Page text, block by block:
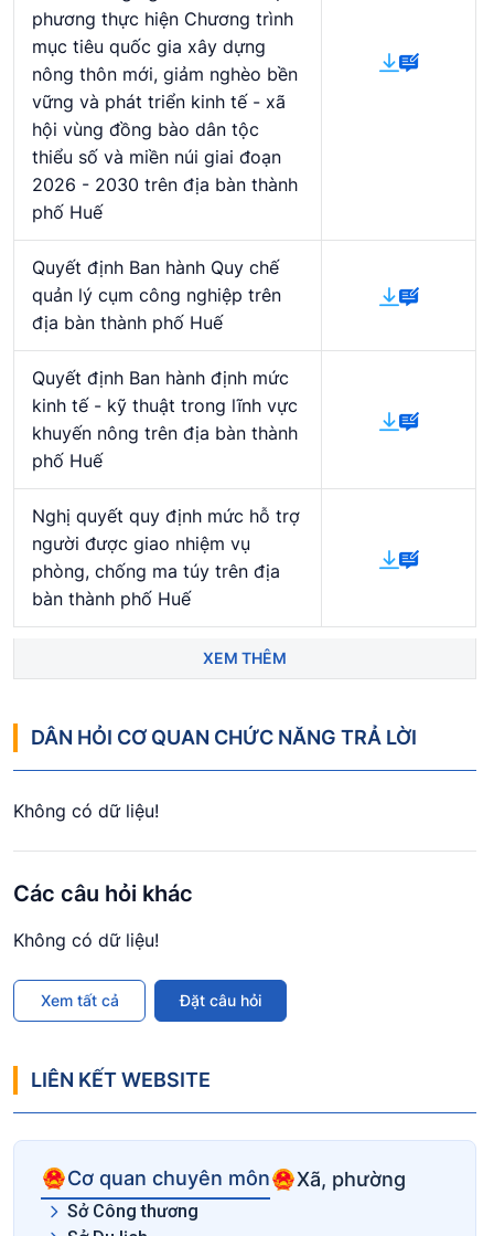
phương thực hiện Chương trình
mục tiêu quốc gia xây dựng
nông thôn mới, giảm nghèo bền
vững và phát triển kinh tế - xã
hội vùng đồng bào dân tộc
thiểu số và miền núi giai đoạn
2026 - 2030 trên địa bàn thành
phố Huế
Quyết định Ban hành Quy chế
quản lý cụm công nghiệp trên
địa bàn thành phố Huế
Quyết định Ban hành định mức
kinh tế - kỹ thuật trong lĩnh vực
khuyến nông trên địa bàn thành
phố Huế
Nghị quyết quy định mức hỗ trợ
người được giao nhiệm vụ
phòng, chống ma túy trên địa
bàn thành phố Huế
XEM THÊM
DÂN HỎI CƠ QUAN CHỨC NĂNG TRẢ LỜI
Không có dữ liệu!
Các câu hỏi khác
Không có dữ liệu!
Xem tất cả Đặt câu hỏi
LIÊN KẾT WEBSITE
Cơ quan chuyên môn Xã, phường
Sở Công thương